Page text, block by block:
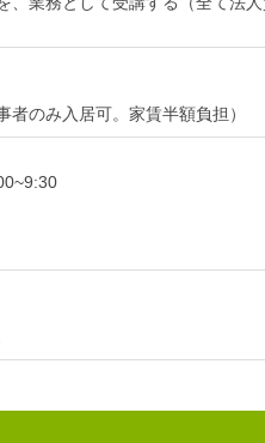
のみ入居可。家賃半額負担）